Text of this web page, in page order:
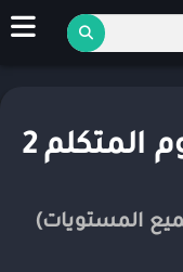
تحميل لعبه صديقي توم المتكلم 2